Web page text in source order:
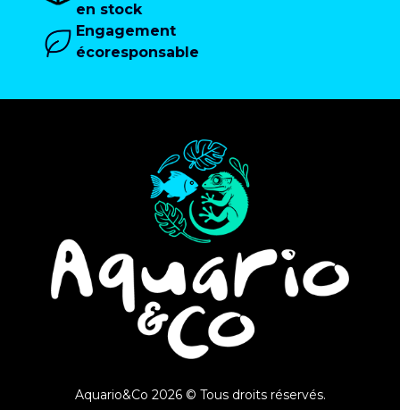
en stock
Engagement
écoresponsable
Aquario&Co 2026 © Tous droits réservés.